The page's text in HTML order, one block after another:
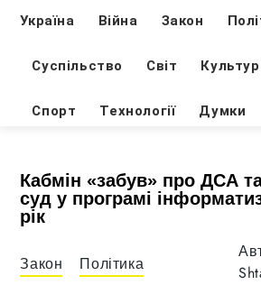
Україна Війна Закон
Суспільство Світ
Спорт Технології Думки
Кабмін «забув» про ДСА
суд у програмі
рік
Закон Політика